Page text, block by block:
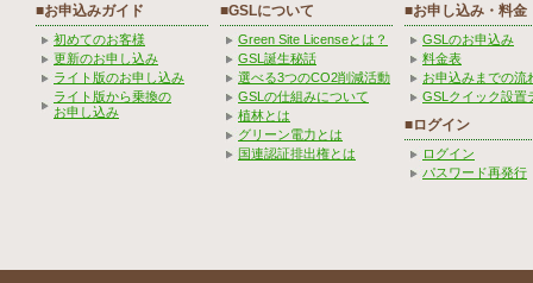
■お申込みガイド
初めてのお客様
更新のお申し込み
ライト版のお申し込み
ライト版から乗換の
お申し込み
■GSLについて
Green Site Licenseとは？
GSL誕生秘話
選べる3つのCO2削減活動
GSLの仕組みについて
植林とは
グリーン電力とは
国連認証排出権とは
■お申し込み・料金
GSLのお申込み
料金表
お申込みまでの流
GSLクイック設置
■ログイン
ログイン
パスワード再発行